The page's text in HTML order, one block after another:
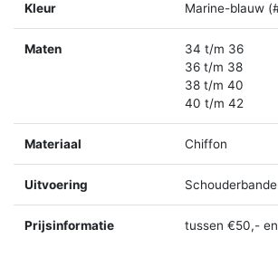
Kleur Marine-blauw
Maten
34 t/m 36
36 t/m 38
38 t/m 40
40 t/m 42
Materiaal Chiffon
Uitvoering
Prijsinformatie tussen €50,-